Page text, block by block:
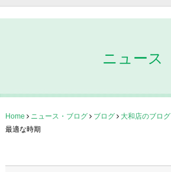
ニュース
Home ニュース・ブログ ブログ 大和店のブログ
最適な時期